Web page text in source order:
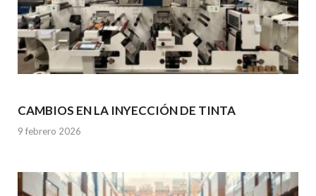
CAMBIOS EN LA INYECCIÓN DE TINTA
9 febrero 2026